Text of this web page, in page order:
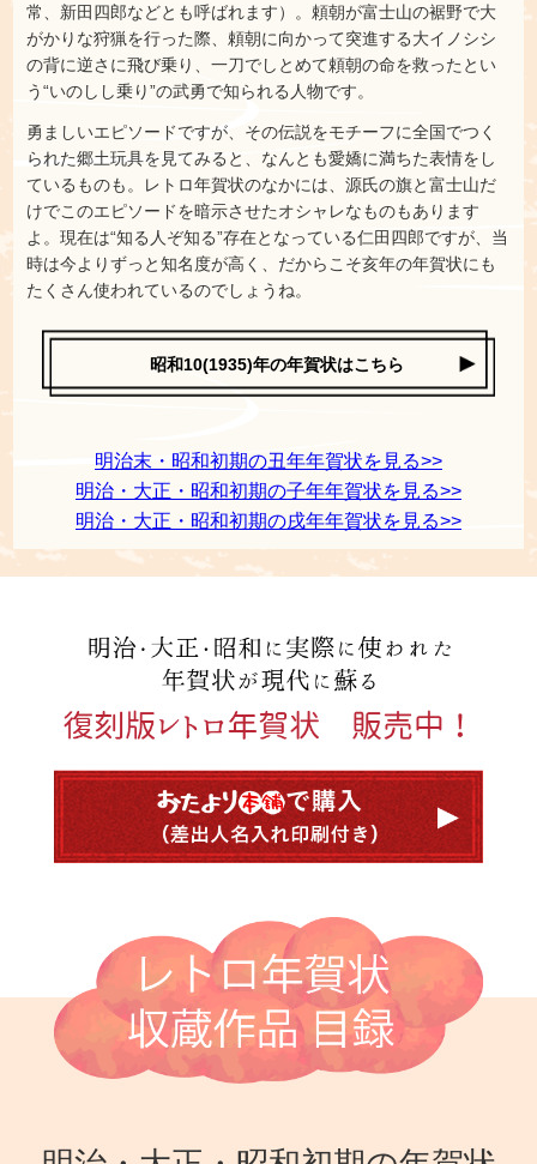
常、新田四郎などとも呼ばれます）。頼朝が富士山の裾野で大
がかりな狩猟を行った際、頼朝に向かって突進する大イノシシ
の背に逆さに飛び乗り、一刀でしとめて頼朝の命を救ったとい
う“いのしし乗り”の武勇で知られる人物です。
勇ましいエピソードですが、その伝説をモチーフに全国でつく
られた郷土玩具を見てみると、なんとも愛嬌に満ちた表情をし
ているものも。レトロ年賀状のなかには、源氏の旗と富士山だ
けでこのエピソードを暗示させたオシャレなものもあります
よ。現在は“知る人ぞ知る”存在となっている仁田四郎ですが、当
時は今よりずっと知名度が高く、だからこそ亥年の年賀状にも
たくさん使われているのでしょうね。
昭和10(1935)年の年賀状はこちら
明治末・昭和初期の丑年年賀状を見る>>
明治・大正・昭和初期の子年年賀状を見る>>
明治・大正・昭和初期の戌年年賀状を見る>>